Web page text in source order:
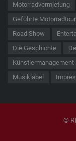
Motorradvermietung
Geführte
Road Show
Die Geschichte
Künstlermanagement
Musiklabel
©